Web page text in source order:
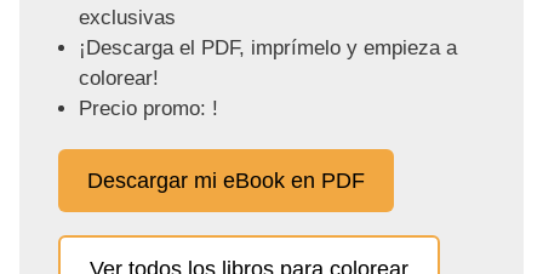
exclusivas
¡Descarga el PDF, imprímelo y empieza a
colorear!
Precio promo: !
Descargar mi eBook en PDF
Ver todos los libros para colorear